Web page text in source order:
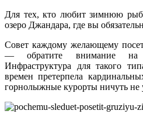
Для тех, кто любит зимнюю
озеро Джандара, где вы
Совет каждому желающему
— обратите внимание на
Инфраструктура для такого
времен претерпела
горнолыжные курорты ничуть не